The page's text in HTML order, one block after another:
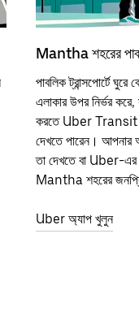
Mantha শহরের
পাবলিক ট্রান্সপোর্টে
এলাকার উপর নির্ভর
করতে Uber Transit
দেখতে পারেন।
তা দেখতে বা Uber-এর
Mantha শহরের
Uber অ্যাপ খুলুন